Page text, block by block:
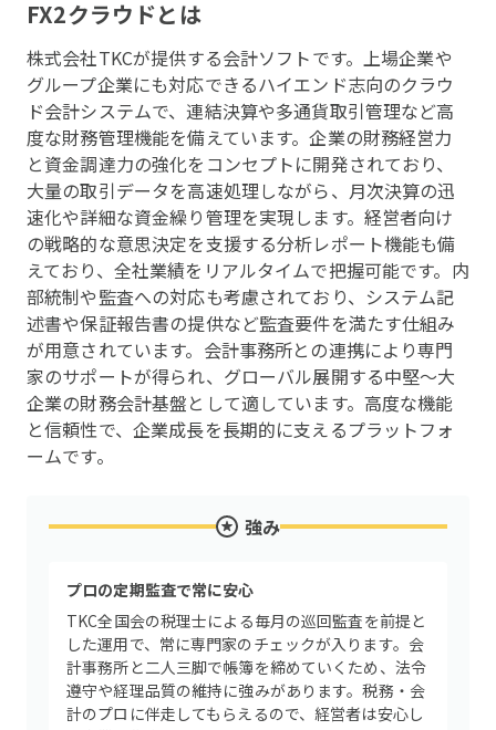
FX2クラウドとは
株式会社TKCが提供する会計ソフトです。上場企業や
グループ企業にも対応できるハイエンド志向のクラウ
ド会計システムで、連結決算や多通貨取引管理など高
度な財務管理機能を備えています。企業の財務経営力
と資金調達力の強化をコンセプトに開発されており、
大量の取引データを高速処理しながら、月次決算の迅
速化や詳細な資金繰り管理を実現します。経営者向け
の戦略的な意思決定を支援する分析レポート機能も備
えており、全社業績をリアルタイムで把握可能です。内
部統制や監査への対応も考慮されており、システム記
述書や保証報告書の提供など監査要件を満たす仕組み
が用意されています。会計事務所との連携により専門
家のサポートが得られ、グローバル展開する中堅～大
企業の財務会計基盤として適しています。高度な機能
と信頼性で、企業成長を長期的に支えるプラットフォ
ームです。
強み
プロの定期監査で常に安心
TKC全国会の税理士による毎月の巡回監査を前提と
した運用で、常に専門家のチェックが入ります。会
計事務所と二人三脚で帳簿を締めていくため、法令
遵守や経理品質の維持に強みがあります。税務・会
計のプロに伴走してもらえるので、経営者は安心し